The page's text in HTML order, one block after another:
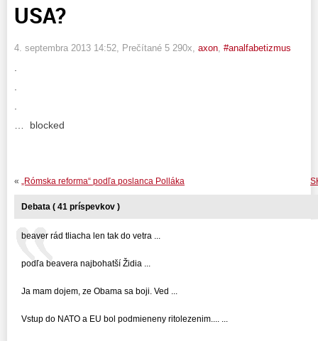
USA?
4. septembra 2013 14:52 , Prečítané 5 290x, axon #analfabetizmus
… blocked
« „Rómska reforma“ podľa poslanca Polláka
Debata ( 41 príspevkov )
beaver rád tliacha len tak do vetra ...
podľa beavera najbohatší Židia ...
Ja mam dojem, ze Obama sa boji. Ved ...
Vstup do NATO a EU bol podmieneny ritolezenim.... ...